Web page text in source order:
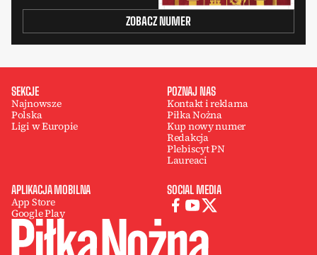
ZOBACZ NUMER
SEKCJE
Najnowsze
Polska
Ligi w Europie
POZNAJ NAS
Kontakt i reklama
Piłka Nożna
Kup nowy numer
Redakcja
Plebiscyt PN
Laureaci
APLIKACJA MOBILNA
App Store
Google Play
SOCIAL MEDIA